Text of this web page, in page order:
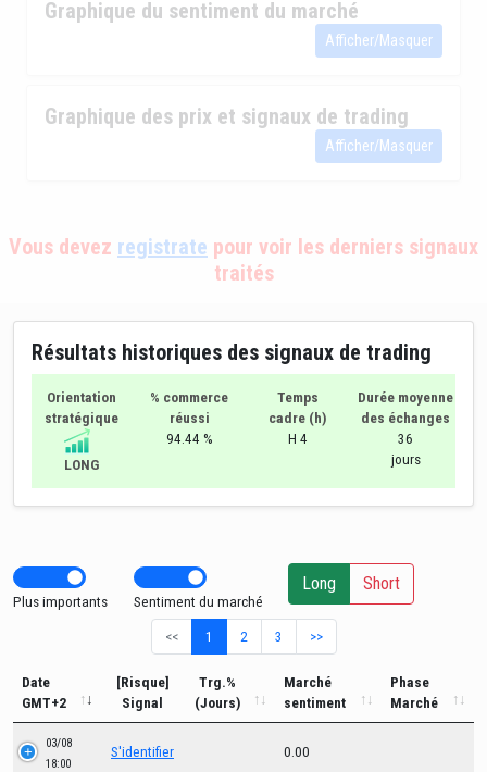
Graphique du sentiment du marché
Afficher/Masquer
Graphique des prix et signaux de trading
Afficher/Masquer
Vous devez registrate pour voir les derniers signaux
traités
Résultats historiques des signaux de trading
Orientation
stratégique
LONG
% commerce
réussi
94.44 %
Temps
cadre (h)
H 4
Durée moyenne
des échanges
36
jours
Plus importants Sentiment du marché
Long Short
<< 1 2 3 >>
Date
GMT+2
[Risque]
Signal
Trg.%
(Jours)
Marché
sentiment
Phase
Marché
03/08
18:00
S'identifier 0.00